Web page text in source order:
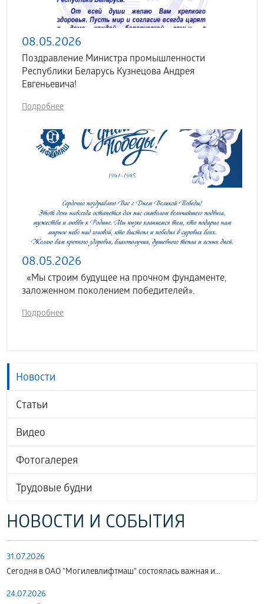
Новости
Статьи
Видео
Фотогалерея
Трудовые будни
НОВОСТИ И СОБЫТИЯ
31.07.2026
Сегодня в ОАО "Могилевлифтмаш" состоялась важная и...
24.07.2026
08.05.2026
Поздравление Министра промышленности
Республики Беларусь Кузнецова Андрея
Евгеньевича!
Подробнее
08.05.2026
«Мы строим будущее на прочном фундаменте,
заложенном поколением победителей».
Подробнее